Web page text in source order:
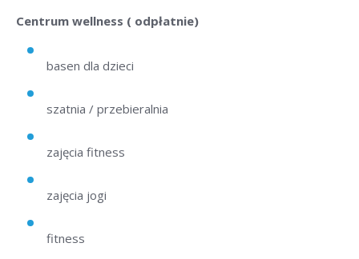
Centrum wellness ( odpłatnie)
basen dla dzieci
szatnia / przebieralnia
zajęcia fitness
zajęcia jogi
fitness